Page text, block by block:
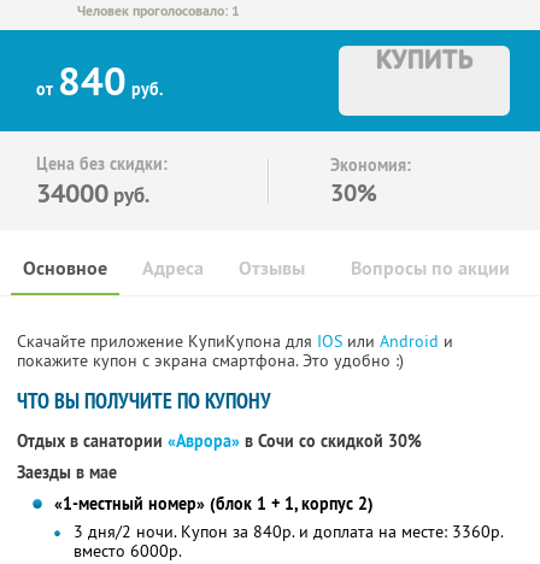
Человек проголосовало: 1
от 840 руб.
КУПИТЬ
Цена без скидки:
34000 руб.
Экономия:
30%
Основное Отзывы Вопросы по акции
Адреса
Скачайте приложение КупиКупона для IOS или Android и
покажите купон с экрана смартфона. Это удобно :)
ЧТО ВЫ ПОЛУЧИТЕ ПО КУПОНУ
Отдых в санатории «Аврора» в Сочи со скидкой 30%
Заезды в мае
«1-местный номер» (блок 1 + 1, корпус 2)
3 дня/2 ночи. Купон за 840р. и доплата на месте: 3360р.
вместо 6000р.